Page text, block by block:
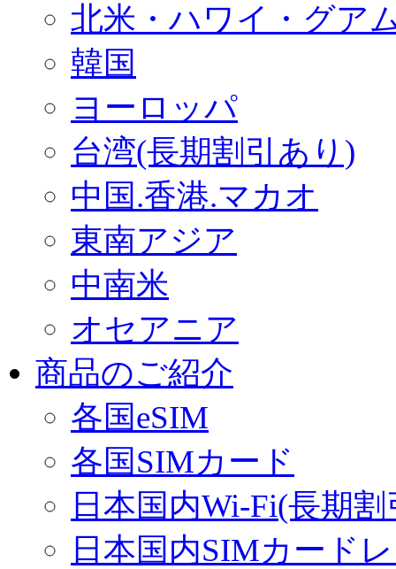
北米・ハワイ・グア
韓国
ヨーロッパ
台湾(長期割引あり)
中国.香港.マカオ
東南アジア
中南米
オセアニア
商品のご紹介
各国eSIM
各国SIMカード
日本国内Wi-Fi(長期
日本国内SIMカード